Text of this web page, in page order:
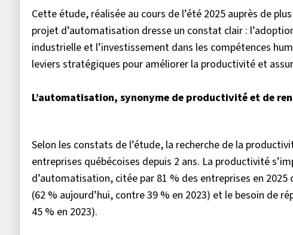
Cette étude, réalisée au cours de l’été 2025 auprès de
projet d’automatisation dresse un constat clair :
industrielle et l’investissement dans les compétences
leviers stratégiques pour améliorer la productivité et
L’automatisation, synonyme de productivité et de
Selon les constats de l’étude, la recherche de la
entreprises québécoises depuis 2 ans. La productivité
d’automatisation, citée par 81 % des entreprises en
(62 % aujourd’hui, contre 39 % en 2023) et le besoin de
45 % en 2023).